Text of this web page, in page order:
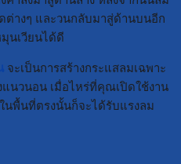
างๆ และวนกลับมาสู่ด้านบนอีก
นเวียนได้ดี
จะเป็นการสร้างกระแสลมเฉพาะ
นวนอน เมื่อไหร่ที่คุณเปิดใช้งาน
พื้นที่ตรงนั้นก็จะได้รับแรงลม